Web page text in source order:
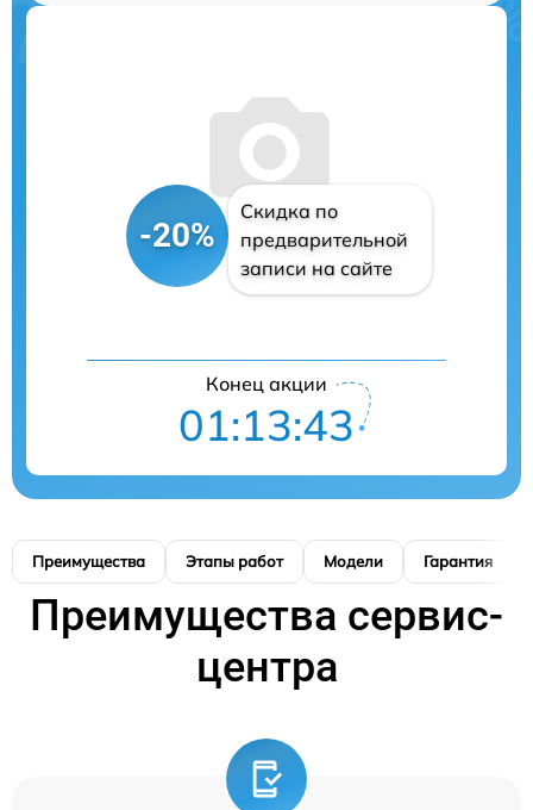
-20%
Скидка по
предварительной
записи на сайте
Конец акции
01:13:42
Преимущества Этапы работ Модели Гарантия
Преимущества сервис-
центра